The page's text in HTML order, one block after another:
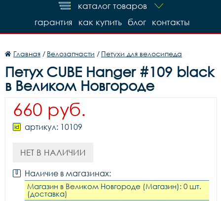
каталог товаров
контакты
блог
как купить
гарантия
Главная / Велозапчасти / Петухи для велосипеда
Петух CUBE Hanger #109 black
в Великом Новгороде
660 руб.
артикул: 10109
НЕТ В НАЛИЧИИ
Наличие в магазинах:
Магазин в Великом Новгороде (Магазин): 0 шт.
(доставка)